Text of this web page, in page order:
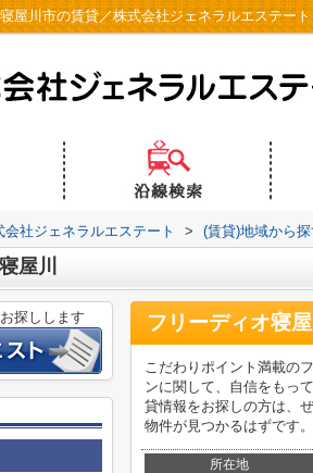
屋川市の賃貸／株式会社ジェネラルエステート
社ジェネラルエステート > (賃貸)地域から探
屋川
フリーディオ寝屋
こだわりポイント満載の
ンに関して、自信をもっ
貸情報をお探しの方は、
物件が見つかるはずです。
所在地
探しします